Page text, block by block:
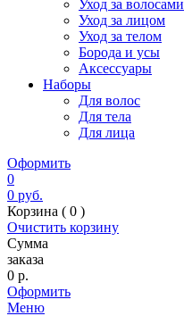
Уход за волосами
Уход за лицом
Уход за телом
Борода и усы
Аксессуары
Наборы
Для волос
Для тела
Для лица
Оформить
0
0 руб.
Корзина ( 0 )
Очистить корзину
Сумма
заказа
0 р.
Оформить
Меню